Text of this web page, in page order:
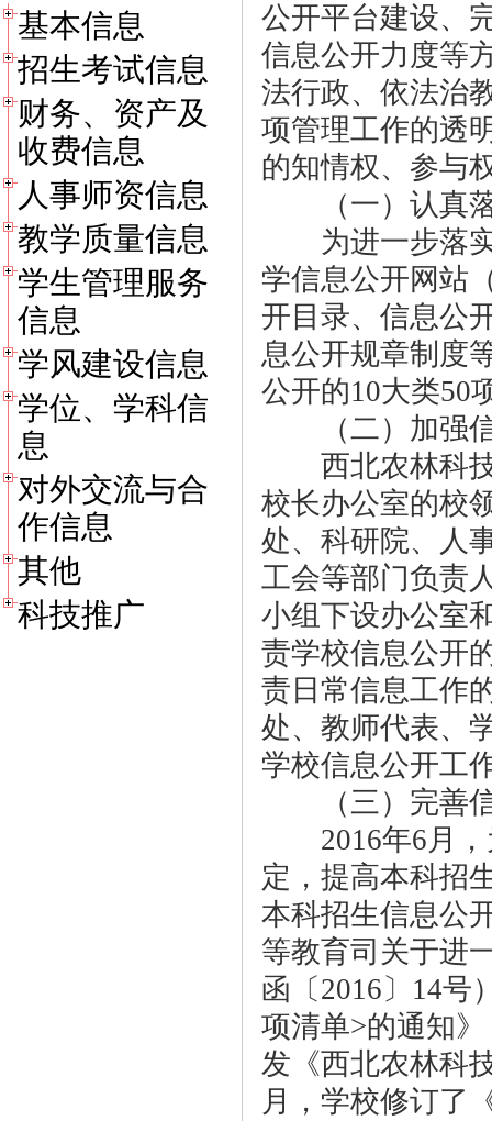
基本信息
招生考试信息
财务、资产及
收费信息
人事师资信息
教学质量信息
学生管理服务
信息
学风建设信息
学位、学科信
息
对外交流与合
作信息
其他
科技推广
公开平台建设、
信息公开力度等
法行政、依法治
项管理工作的透
的知情权、参与
（一）认真落
为进一步落实
学信息公开网站
开目录、信息公
息公开规章制度
公开的10大类50
（二）加强信
西北农林科技
校长办公室的校
处、科研院、人
工会等部门负责
小组下设办公室
责学校信息公开
责日常信息工作
处、教师代表、
学校信息公开工
（三）完善信
2016年6月，
定，提高本科招
本科招生信息公
等教育司关于进
函〔2016〕14号
项清单>的通知
发《西北农林科
月，学校修订了